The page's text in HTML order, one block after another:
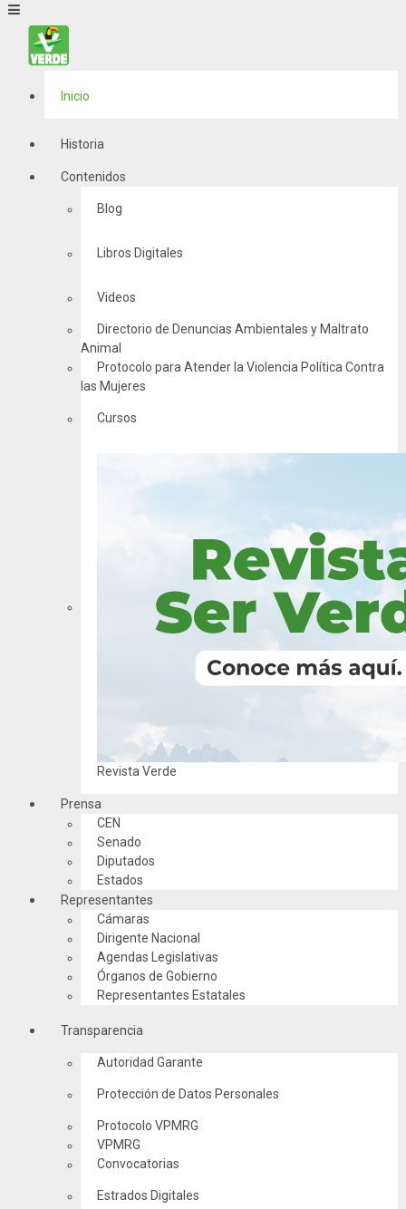
Inicio
Historia
Contenidos
Blog
Libros Digitales
Videos
Directorio de Denuncias Ambientales y Maltrato
Animal
Protocolo para Atender la Violencia Política Contra
las Mujeres
Cursos
Revista Verde
Prensa
CEN
Senado
Diputados
Estados
Representantes
Cámaras
Dirigente Nacional
Agendas Legislativas
Órganos de Gobierno
Representantes Estatales
Transparencia
Autoridad Garante
Protección de Datos Personales
Protocolo VPMRG
VPMRG
Convocatorias
Estrados Digitales